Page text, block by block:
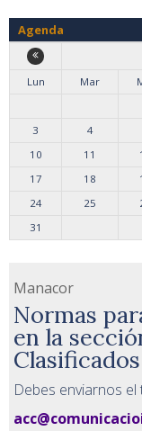
Agenda
Lun
Mar
3
4
10
11
17
18
24
25
31
Manacor
Normas
en la
Clasificados
Debes enviarnos